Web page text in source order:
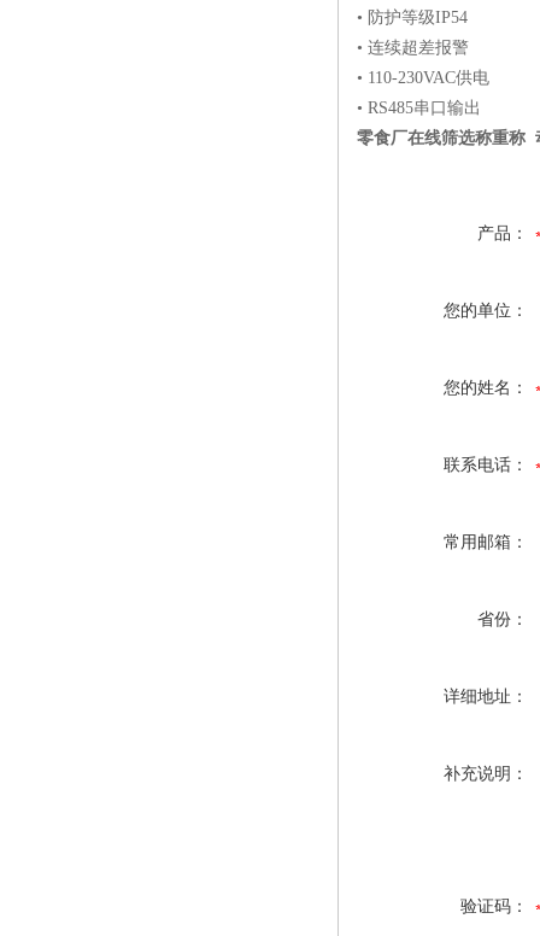
• 防护等级IP54
• 连续超差报警
• 110-230VAC供电
• RS485串口输出
零食厂在线筛选称重称
产品：
您的单位：
您的姓名：
联系电话：
常用邮箱：
省份：
详细地址：
补充说明：
验证码：